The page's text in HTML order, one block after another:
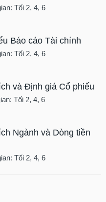
Tối 2, 4, 6
Báo cáo Tài chính
Tối 2, 4, 6
và Định giá Cổ phiếu
Tối 2, 4, 6
Ngành và Dòng tiền
Tối 2, 4, 6